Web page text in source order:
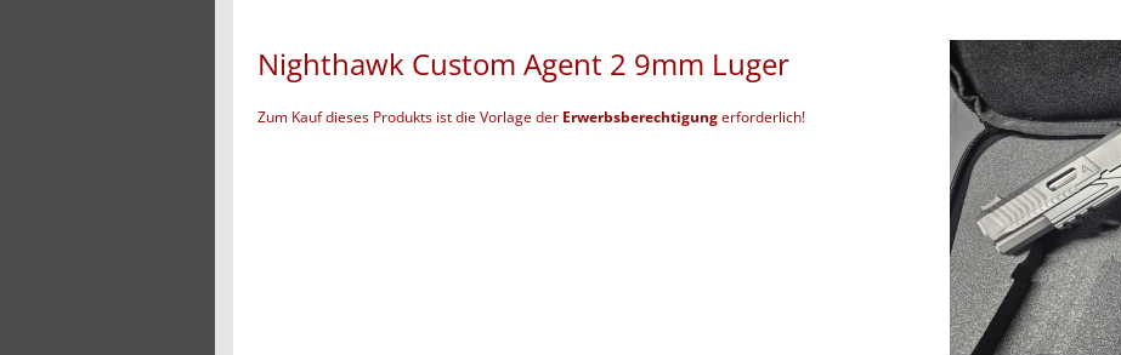
Nighthawk Custom Agent 2 9mm Luger
Zum Kauf dieses Produkts ist die Vorlage der Erwerbsberechtigungerforderlich!